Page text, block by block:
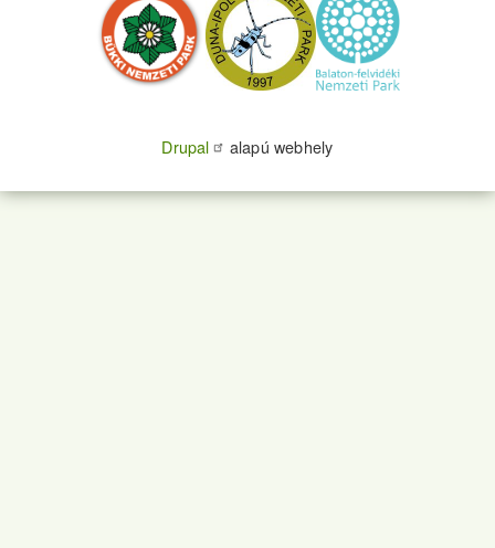
Drupal alapú webhely